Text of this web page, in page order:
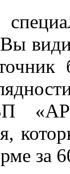
Вы
за